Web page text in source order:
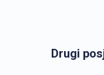
Drugi